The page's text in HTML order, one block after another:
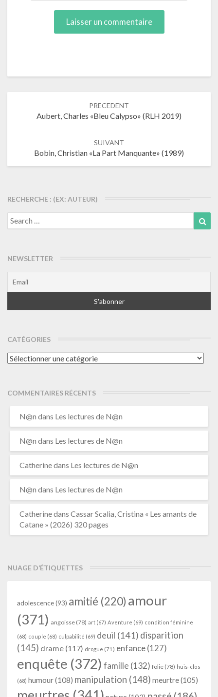
PRECEDENT
Aubert, Charles «Bleu Calypso» (RLH 2019)
SUIVANT
Bobin, Christian «La Part Manquante» (1989)
RECHERCHE : (EX: AUTEUR)
Search
for:
NEWSLETTER
CATÉGORIES
Catégories
COMMENTAIRES RÉCENTS
N@n dans Les lectures de N@n
N@n dans Les lectures de N@n
Catherinedans Les lectures de N@n
N@n dans Les lectures de N@n
Catherinedans Cassar Scalia, Cristina « Les amants de
Catane » (2026) 320 pages
NUAGE D’ÉTIQUETTES
adolescence(93) amitié (220) amour
(371) angoisse (78) art (67) Aventure (69) condition féminine
(68) couple (68) culpabilité (69) deuil (141) disparition
(145) drame (117) drogue (71) enfance(127)
enquête (372) famille (132) folie (78) huis-clos
(68) humour(108) manipulation (148) meurtre(105)